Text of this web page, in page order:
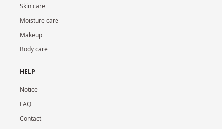
Skin care
Moisture care
Makeup
Body care
HELP
Notice
FAQ
Contact